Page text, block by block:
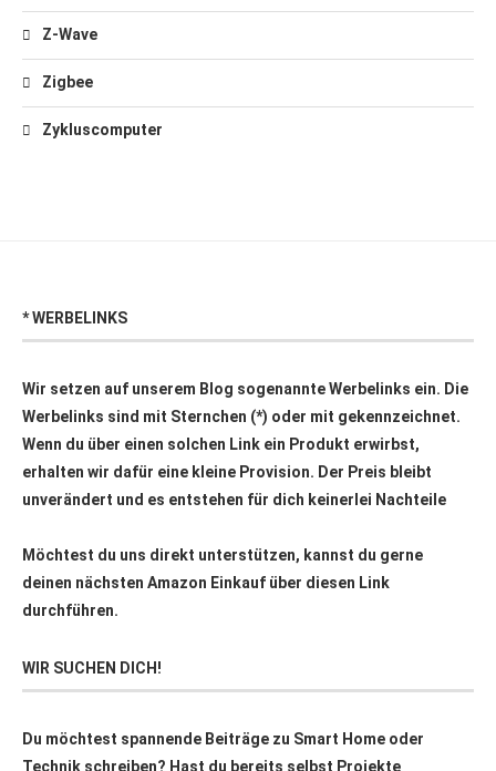
Z-Wave
Zigbee
Zykluscomputer
* WERBELINKS
Wir setzen auf unserem Blog sogenannte Werbelinks ein. Die
Werbelinks sind mit Sternchen (*) oder mit gekennzeichnet.
Wenn du über einen solchen Link ein Produkt erwirbst,
erhalten wir dafür eine kleine Provision. Der Preis bleibt
unverändert und es entstehen für dich keinerlei Nachteile
Möchtest du uns direkt unterstützen, kannst du gerne
deinen nächsten Amazon Einkauf über diesen Link
durchführen.
WIR SUCHEN DICH!
Du möchtest spannende Beiträge zu Smart Home oder
Technik schreiben? Hast du bereits selbst Projekte